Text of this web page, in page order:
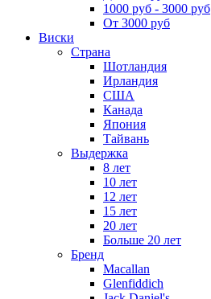
1000 руб - 3000 руб
От 3000 руб
Виски
Страна
Шотландия
Ирландия
США
Канада
Япония
Тайвань
Выдержка
8 лет
10 лет
12 лет
15 лет
20 лет
Больше 20 лет
Бренд
Macallan
Glenfiddich